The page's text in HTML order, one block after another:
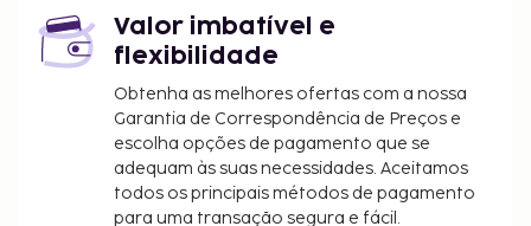
Valor imbatível e
flexibilidade
Obtenha as melhores ofertas com a nossa
Garantia de Correspondência de Preços e
escolha opções de pagamento que se
adequam às suas necessidades. Aceitamos
todos os principais métodos de pagamento
para uma transação segura e fácil.